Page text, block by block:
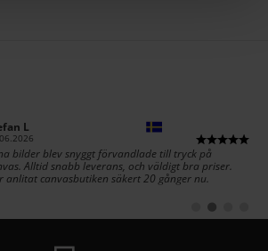
L
bilder blev snyggt förvandlade till tryck på
Alltid snabb leverans, och väldigt bra priser.
anlitat canvasbutiken säkert 20 gånger nu.
till
Byt
till till till